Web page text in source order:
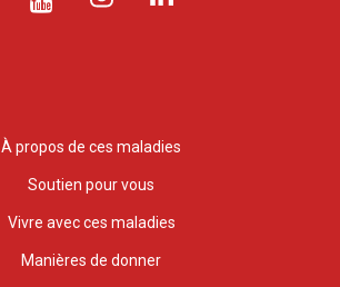
À propos de ces maladies
Soutien pour vous
Vivre avec ces maladies
Manières de donner